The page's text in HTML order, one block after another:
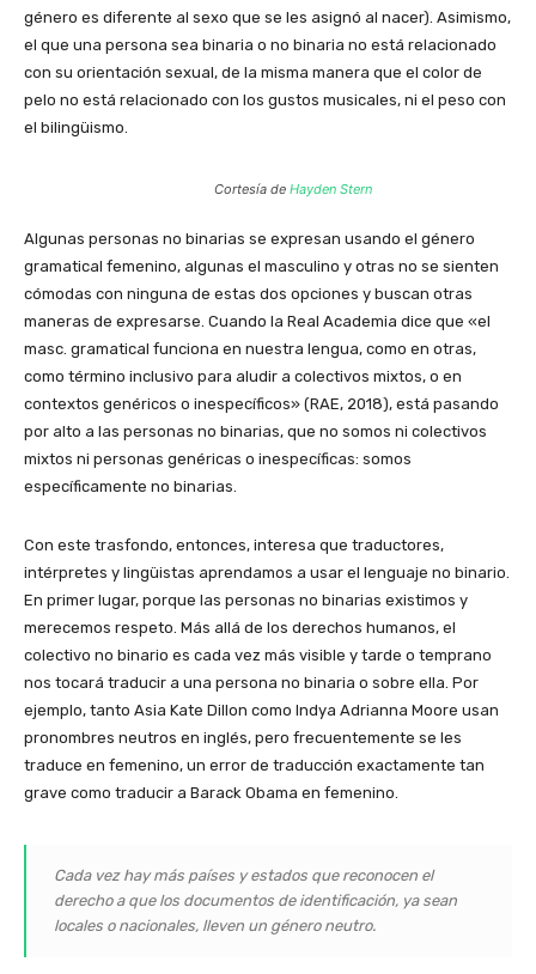
género es diferente al sexo que se les asignó al nacer). Asimismo,
el que una persona sea binaria o no binaria no está relacionado
con su orientación sexual, de la misma manera que el color de
pelo no está relacionado con los gustos musicales, ni el peso con
el bilingüismo.
Cortesía de Hayden Stern
Algunas personas no binarias se expresan usando el género
gramatical femenino, algunas el masculino y otras no se sienten
cómodas con ninguna de estas dos opciones y buscan otras
maneras de expresarse. Cuando la Real Academia dice que «el
masc. gramatical funciona en nuestra lengua, como en otras,
como término inclusivo para aludir a colectivos mixtos, o en
contextos genéricos o inespecíficos» (RAE, 2018), está pasando
por alto a las personas no binarias, que no somos ni colectivos
mixtos ni personas genéricas o inespecíficas: somos
específicamente no binarias.
Con este trasfondo, entonces, interesa que traductores,
intérpretes y lingüistas aprendamos a usar el lenguaje no binario.
En primer lugar, porque las personas no binarias existimos y
merecemos respeto. Más allá de los derechos humanos, el
colectivo no binario es cada vez más visible y tarde o temprano
nos tocará traducir a una persona no binaria o sobre ella. Por
ejemplo, tanto Asia Kate Dillon como Indya Adrianna Moore usan
pronombres neutros en inglés, pero frecuentemente se les
traduce en femenino, un error de traducción exactamente tan
grave como traducir a Barack Obama en femenino.
Cada vez hay más países y estados que reconocen el
derecho a que los documentos de identificación, ya sean
locales o nacionales, lleven un género neutro.